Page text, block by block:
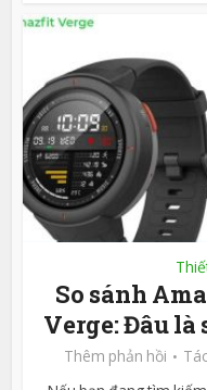
So sánh
Verge: Đâu là
Thêm phản hồi